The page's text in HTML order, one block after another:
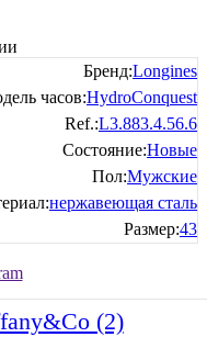
(2)
Бренд:Longines
часов:HydroConquest
Ref.:L3.883.4.56.6
Состояние:Новые
Пол:Мужские
нержавеющая сталь
Размер:43